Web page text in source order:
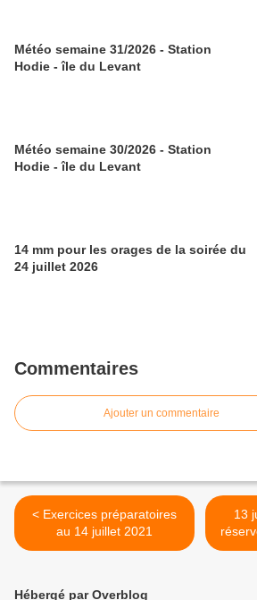
Météo semaine 31/2026 - Station
Hodie - île du Levant
Météo semaine 30/2026 - Station
Hodie - île du Levant
14 mm pour les orages de la soirée du
24 juillet 2026
Commentaires
Ajouter un commentaire
< Exercices préparatoires
au 14 juillet 2021
13
Hébergé par Overblog